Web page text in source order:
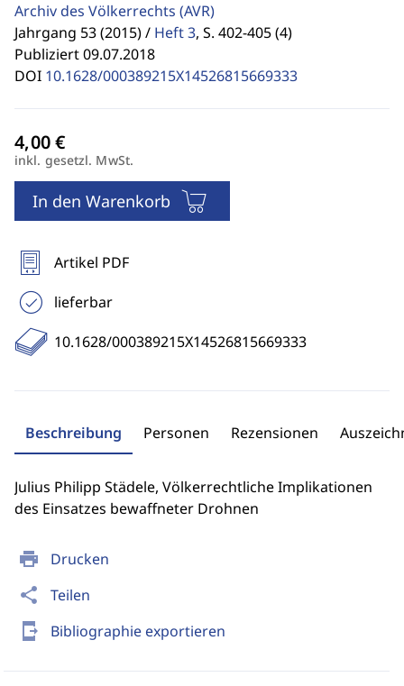
print Drucken
share Teilen
send_to_mobile Bibliographie exportieren
Archiv des Völkerrechts (AVR)
Jahrgang 53 (2015) / Heft 3, S. 402-405 (4)
Publiziert 09.07.2018
DOI 10.1628/000389215X14526815669333
inkl. gesetzl. MwSt.
In den Warenkorb
Artikel PDF
lieferbar
10.1628/000389215X14526815669333
Beschreibung Personen Rezensionen
Julius Philipp Städele, Völkerrechtliche Implikationen
des Einsatzes bewaffneter Drohnen